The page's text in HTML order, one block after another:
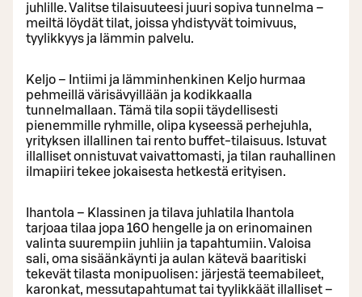
juhlille. Valitse tilaisuuteesi juuri sopiva tunnelma –
meiltä löydät tilat, joissa yhdistyvät toimivuus,
tyylikkyys ja lämmin palvelu.
Keljo – Intiimi ja lämminhenkinen Keljo hurmaa
pehmeillä värisävyillään ja kodikkaalla
tunnelmallaan. Tämä tila sopii täydellisesti
pienemmille ryhmille, olipa kyseessä perhejuhla,
yrityksen illallinen tai rento buffet-tilaisuus. Istuvat
illalliset onnistuvat vaivattomasti, ja tilan rauhallinen
ilmapiiri tekee jokaisesta hetkestä erityisen.
Ihantola – Klassinen ja tilava juhlatila Ihantola
tarjoaa tilaa jopa 160 hengelle ja on erinomainen
valinta suurempiin juhliin ja tapahtumiin. Valoisa
sali, oma sisäänkäynti ja aulan kätevä baaritiski
tekevät tilasta monipuolisen: järjestä teemabileet,
karonkat, messutapahtumat tai tyylikkäät illalliset –